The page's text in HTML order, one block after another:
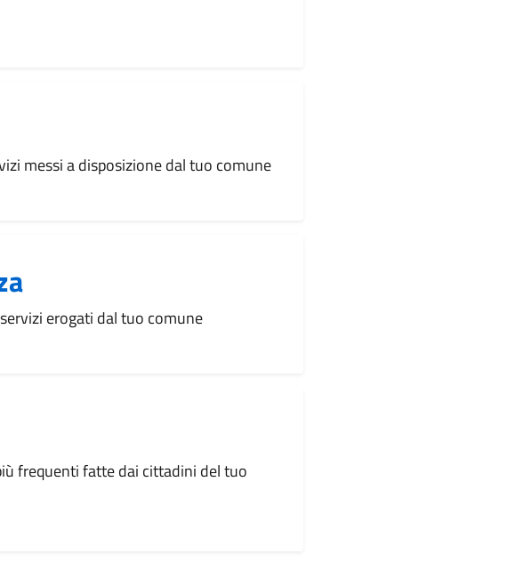
messi a disposizione dal tuo comune
erogati dal tuo comune
frequenti fatte dai cittadini del tuo